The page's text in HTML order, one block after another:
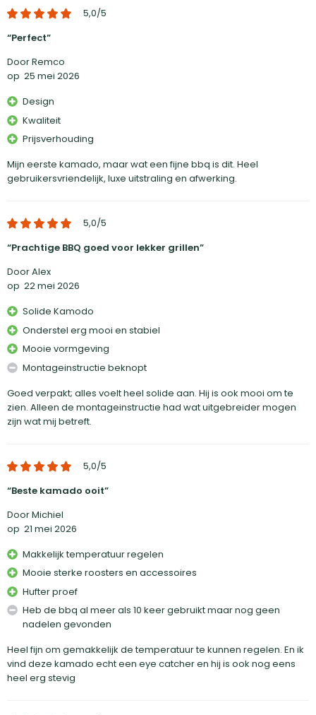
5,0/5
Perfect
Door Remco
op 25 mei 2026
Design
Kwaliteit
Prijsverhouding
Mijn eerste kamado, maar wat een fijne bbq is dit. Heel
gebruikersvriendelijk, luxe uitstraling en afwerking.
5,0/5
Prachtige BBQ goed voor lekker grillen
Door Alex
op 22 mei 2026
Solide Kamodo
Onderstel erg mooi en stabiel
Mooie vormgeving
Montageinstructie beknopt
Goed verpakt; alles voelt heel solide aan. Hij is ook mooi om te
zien. Alleen de montageinstructie had wat uitgebreider mogen
zijn wat mij betreft.
5,0/5
Beste kamado ooit
Door Michiel
op 21 mei 2026
Makkelijk temperatuur regelen
Mooie sterke roosters en accessoires
Hufter proef
Heb de bbq al meer als 10 keer gebruikt maar nog geen
nadelen gevonden
Heel fijn om gemakkelijk de temperatuur te kunnen regelen. En ik
vind deze kamado echt een eye catcher en hij is ook nog eens
heel erg stevig